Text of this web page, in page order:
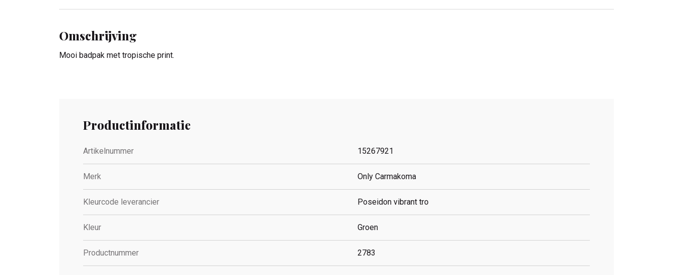
Omschrijving
Mooi badpak met tropische print.
Productinformatie
Artikelnummer 15267921
Merk Only Carmakoma
Kleurcode leverancier Poseidon vibrant tro
Kleur Groen
Productnummer 2783